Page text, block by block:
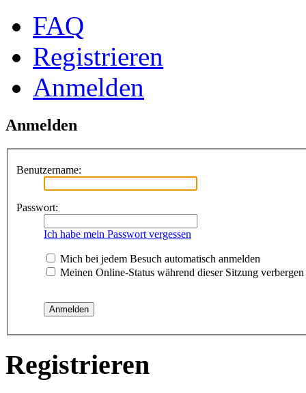
FAQ
Registrieren
Anmelden
Anmelden
Benutzername:
Passwort:
Ich habe mein Passwort vergessen
Mich bei jedem Besuch automatisch anmelden
Meinen Online-Status während dieser Sitzung verbergen
Registrieren